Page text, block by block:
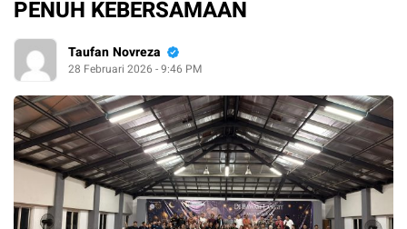
PENUH KEBERSAMAAN
Taufan Novreza
28 Februari 2026 - 9:46 PM